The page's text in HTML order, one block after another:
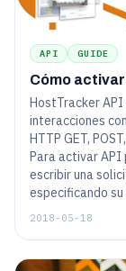
API GUIDE
Cómo
HostTracker API
interacciones
HTTP GET,
Para activar API
escribir una
especificando su
2018-05-18